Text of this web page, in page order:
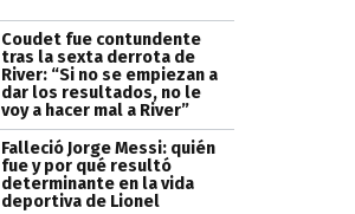
Coudet fue contundente
tras la sexta derrota de
River: “Si no se empiezan a
dar los resultados, no le
voy a hacer mal a River”
Falleció Jorge Messi: quién
fue y por qué resultó
determinante en la vida
deportiva de Lionel